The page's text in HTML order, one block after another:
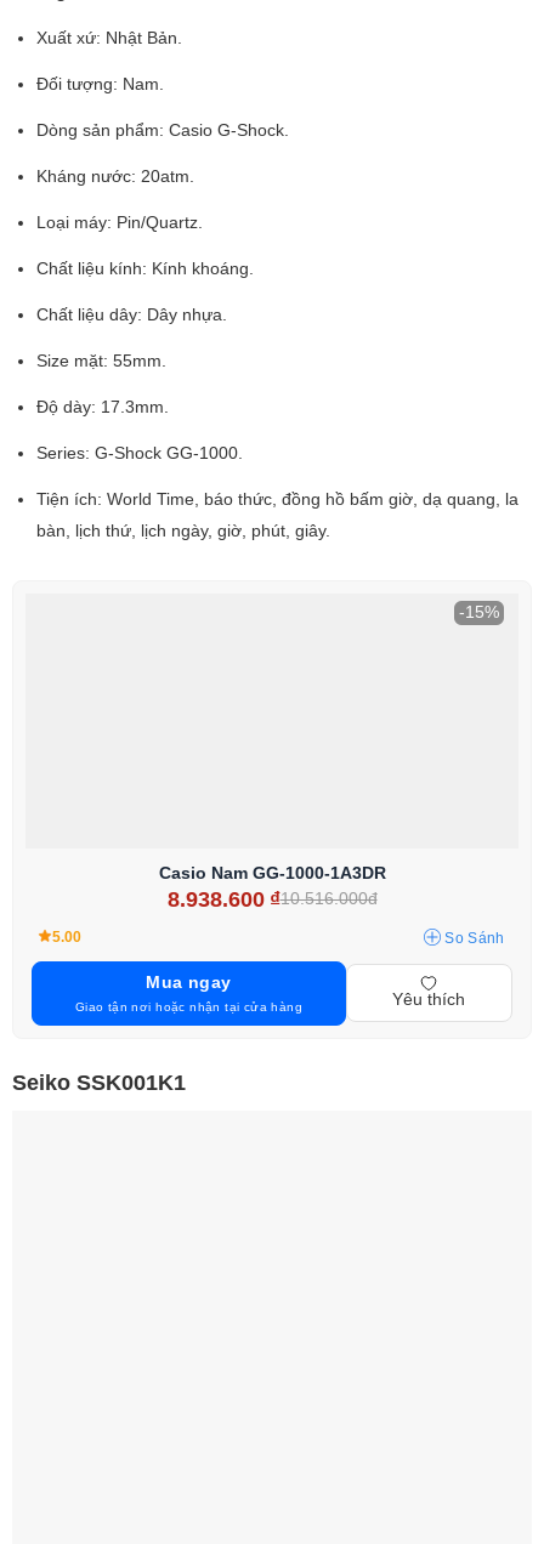
Xuất xứ: Nhật Bản.
Đối tượng: Nam.
Dòng sản phẩm: Casio G-Shock.
Kháng nước: 20atm.
Loại máy: Pin/Quartz.
Chất liệu kính: Kính khoáng.
Chất liệu dây: Dây nhựa.
Size mặt: 55mm.
Độ dày: 17.3mm.
Series: G-Shock GG-1000.
Tiện ích: World Time, báo thức, đồng hồ bấm giờ, dạ quang, la
bàn, lịch thứ, lịch ngày, giờ, phút, giây.
-15%
Casio Nam GG-1000-1A3DR
8.938.600 ₫10.516.000đ
5.00 So Sánh
Mua ngay
Giao tận nơi hoặc nhận tại cửa hàng Yêu thích
Seiko SSK001K1